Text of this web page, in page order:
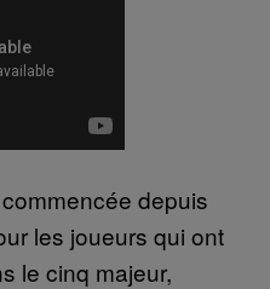
depuis
les joueurs qui ont
le cinq majeur,